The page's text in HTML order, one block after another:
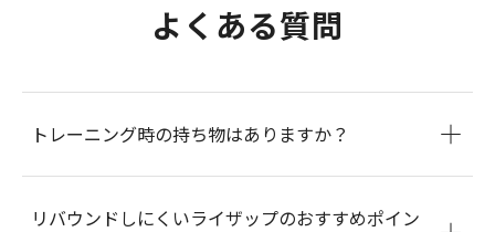
よくある質問
トレーニング時の持ち物はありますか？
リバウンドしにくいライザップのおすすめポイン